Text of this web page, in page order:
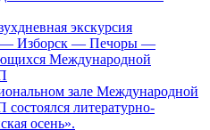
экскурсия
— Изборск — Печоры —
Международной